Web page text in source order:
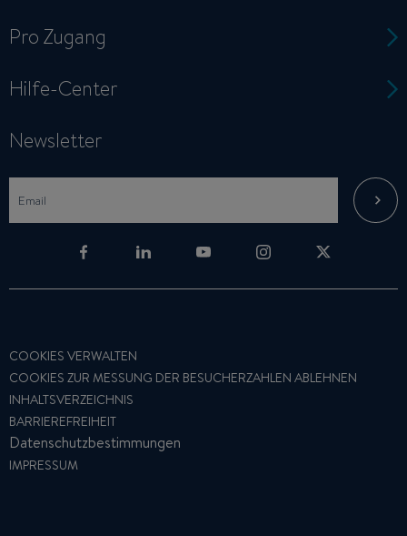
Pro Zugang
Hilfe-Center
Newsletter
COOKIES VERWALTEN
COOKIES ZUR MESSUNG DER BESUCHERZAHLEN ABLEHNEN
INHALTSVERZEICHNIS
BARRIEREFREIHEIT
Datenschutzbestimmungen
IMPRESSUM